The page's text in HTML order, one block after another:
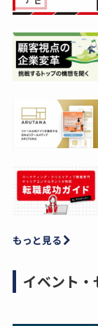
もっと見る
イベント・